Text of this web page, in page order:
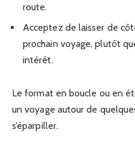
route.
Acceptez de laisser de
prochain voyage, plutôt
intérêt.
Le format en boucle ou en
un voyage autour de
s’éparpiller.